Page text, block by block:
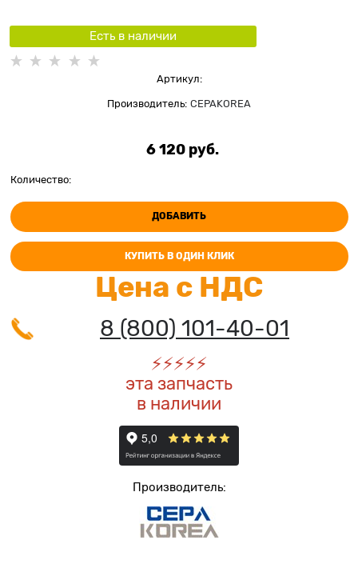
Есть в наличии
Артикул:
Производитель: CEPAKOREA
6 120 руб.
Количество:
ДОБАВИТЬ
КУПИТЬ В ОДИН КЛИК
Цена с НДС
8 (800) 101-40-01
⚡️⚡️⚡️⚡️⚡️
эта запчасть
в наличии
Производитель: